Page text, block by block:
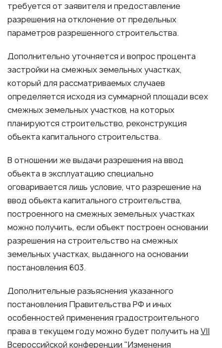
требуется от заявителя и предоставление
разрешения на отклонение от предельных
параметров разрешенного строительства.
Дополнительно уточняется и вопрос процента
застройки на смежных земельных участках,
который для рассматриваемых случаев
определяется исходя из суммарной площади всех
смежных земельных участков, на которых
планируются строительство, реконструкция
объекта капитального строительства.
В отношении же выдачи разрешения на ввод
объекта в эксплуатацию специально
оговаривается лишь условие, что разрешение на
ввод объекта капитального строительства,
построенного на смежных земельных участках
можно получить, если объект построен основании
разрешения на строительство на смежных
земельных участках, выданного на основании
постановления 603.
Дополнительные разъяснения указанного
постановления Правительства РФ и иных
особенностей применения градостроительного
права в текущем году можно будет получить на VII
Всероссийской конференции "Изменения